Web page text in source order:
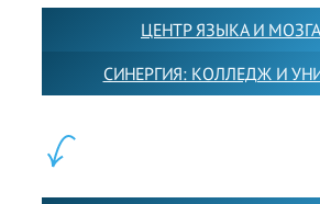
ЦЕНТР ЯЗЫКА И
СИНЕРГИЯ: КОЛЛЕДЖ И